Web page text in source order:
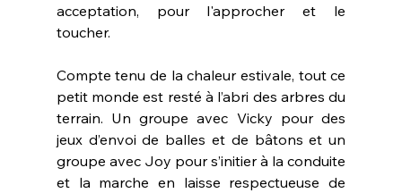
acceptation, pour l'approcher et le
toucher.
Compte tenu de la chaleur estivale, tout ce
petit monde est resté à l’abri des arbres du
terrain. Un groupe avec Vicky pour des
jeux d’envoi de balles et de bâtons et un
groupe avec Joy pour s’initier à la conduite
et la marche en laisse respectueuse de